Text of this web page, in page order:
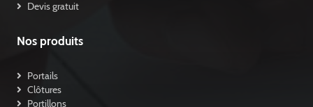
Devis gratuit
Nos produits
Portails
Clôtures
Portillons